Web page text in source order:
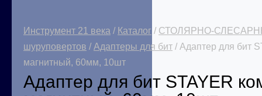
Инструмент 21 века / Каталог / СТОЛЯРНО-
шуруповертов / Адаптеры для бит / Адаптер для бит
магнитный, 60мм, 10шт
Адаптер для бит STAYER